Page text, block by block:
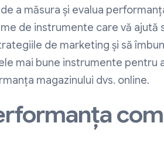
a măsura și evalua
de instrumente care vă ajută
de marketing și să
mai bune instrumente pentru
magazinului dvs. online.